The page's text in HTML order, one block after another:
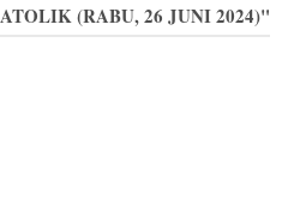
(RABU, 26 JUNI 2024)"